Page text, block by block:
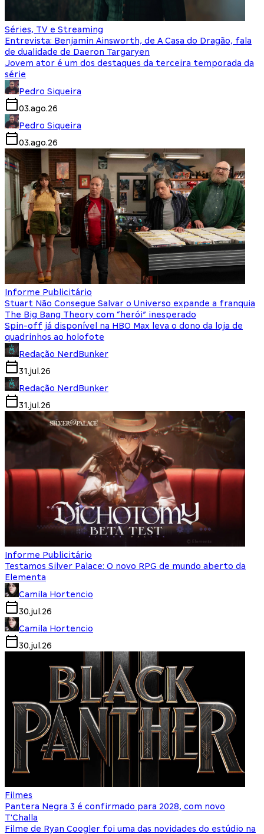
Séries, TV e Streaming
Entrevista: Benjamin Ainsworth, de A Casa do Dragão, fala
de dualidade de Daeron Targaryen
Jovem ator é um dos destaques da terceira temporada da
série
Pedro Siqueira
03.ago.26
Pedro Siqueira
03.ago.26
Informe Publicitário
Stuart Não Consegue Salvar o Universo expande a franquia
The Big Bang Theory com “herói” inesperado
Spin-off já disponível na HBO Max leva o dono da loja de
quadrinhos ao holofote
Redação NerdBunker
31.jul.26
Redação NerdBunker
31.jul.26
Informe Publicitário
Testamos Silver Palace: O novo RPG de mundo aberto da
Elementa
Camila Hortencio
30.jul.26
Camila Hortencio
30.jul.26
Filmes
Pantera Negra 3 é confirmado para 2028, com novo
T'Challa
Filme de Ryan Coogler foi uma das novidades do estúdio na